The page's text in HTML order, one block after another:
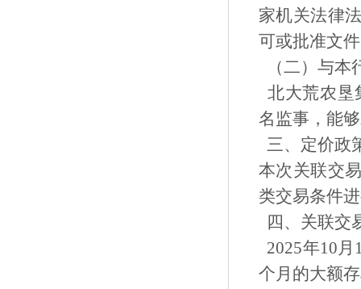
家机关法律
可或批准文
（二）与本
北大荒农垦
名监事，能
三、定价政
本次关联交
类交易条件
四、关联交
2025年10
个月的大额